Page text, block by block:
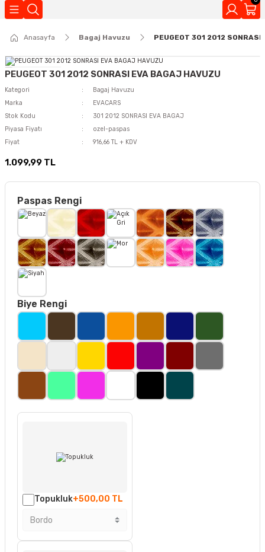
Anasayfa Bagaj Havuzu PEUGEOT 301 2012 SONRASI
PEUGEOT 301 2012 SONRASI EVA BAGAJ HAVUZU
Kategori
Bagaj Havuzu
Marka
EVACARS
Stok Kodu
301 2012 SONRASI EVA BAGAJ
Piyasa Fiyatı
ozel-paspas
Fiyat
916,66 TL + KDV
1.099,99 TL
Paspas Rengi
Biye Rengi
Topukluk+500,00 TL